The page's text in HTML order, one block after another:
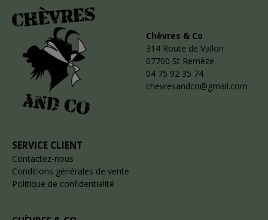
Chèvres & Co
314 Route de Vallon
07700 St Remèze
04 75 92 35 74
chevresandco@gmail.com
SERVICE CLIENT
Contactez-nous
Conditions générales de vente
Politique de confidentialité